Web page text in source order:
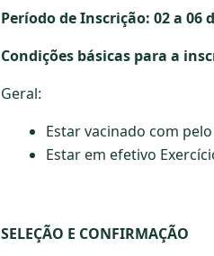
Período de Inscrição: 02 a 06
Condições básicas para a
Geral:
Estar vacinado com
Estar em efetivo
SELEÇÃO E CONFIRMAÇÃO